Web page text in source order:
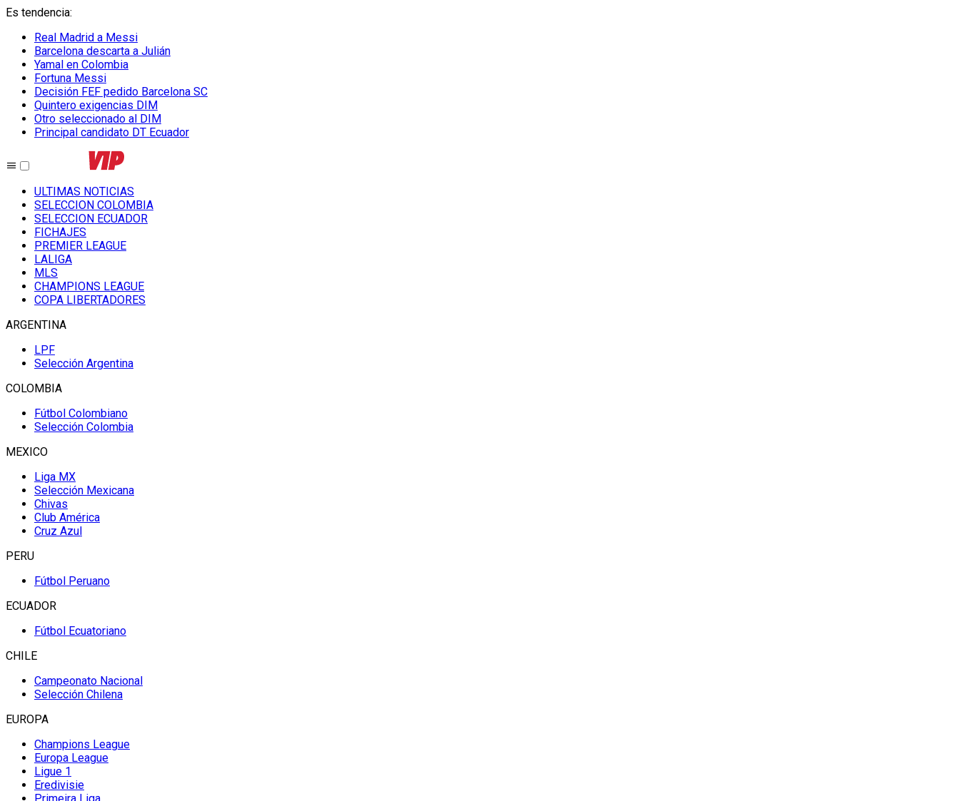
Es tendencia:
Real Madrid a Messi
Barcelona descarta a Julián
Yamal en Colombia
Fortuna Messi
Decisión FEF pedido Barcelona SC
Quintero exigencias DIM
Otro seleccionado al DIM
Principal candidato DT Ecuador
ULTIMAS NOTICIAS
SELECCION COLOMBIA
SELECCION ECUADOR
FICHAJES
PREMIER LEAGUE
LALIGA
MLS
CHAMPIONS LEAGUE
COPA LIBERTADORES
ARGENTINA
LPF
Selección Argentina
COLOMBIA
Fútbol Colombiano
Selección Colombia
MEXICO
Liga MX
Selección Mexicana
Chivas
Club América
Cruz Azul
PERU
Fútbol Peruano
ECUADOR
Fútbol Ecuatoriano
CHILE
Campeonato Nacional
Selección Chilena
EUROPA
Champions League
Europa League
Ligue 1
Eredivisie